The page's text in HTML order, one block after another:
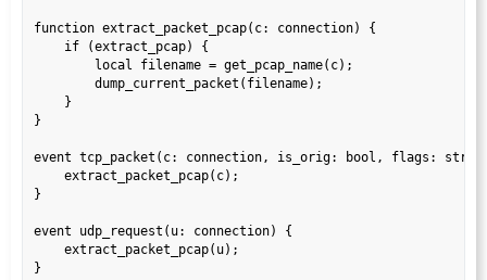
function extract_packet_pcap(c: connection) {
    if (extract_pcap) {
        local filename = get_pcap_name(c);
        dump_current_packet(filename);
    }
}
event tcp_packet(c: connection, is_orig: bool, flags:
    extract_packet_pcap(c);
}
event udp_request(u: connection) {
    extract_packet_pcap(u);
}